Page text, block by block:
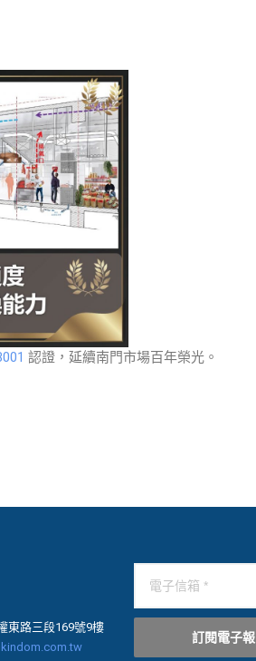
認證，延續南門市場百年榮光。
東路三段169號9樓
訂閱電子報